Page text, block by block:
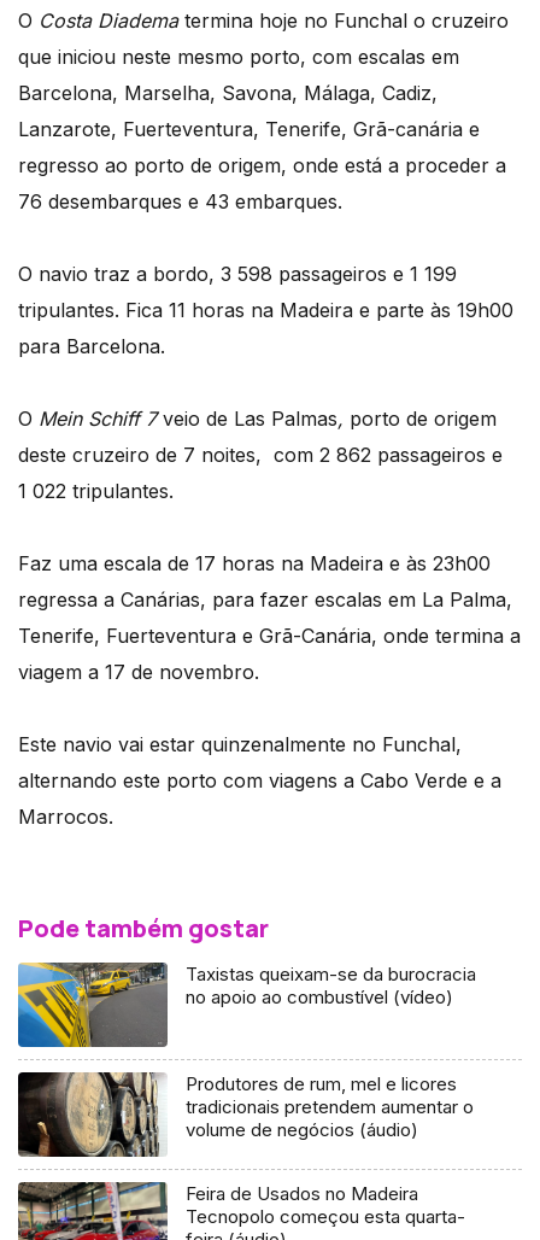
O Costa Diadema termina hoje no Funchal o cruzeiro
que iniciou neste mesmo porto, com escalas em
Barcelona, Marselha, Savona, Málaga, Cadiz,
Lanzarote, Fuerteventura, Tenerife, Grã-canária e
regresso ao porto de origem, onde está a proceder a
76 desembarques e 43 embarques.
O navio traz a bordo, 3 598 passageiros e 1 199
tripulantes. Fica 11 horas na Madeira e parte às 19h00
para Barcelona.
O Mein Schiff 7veio de Las Palmas, porto de origem
deste cruzeiro de 7 noites, com 2 862 passageiros e
1 022 tripulantes.
Faz uma escala de 17 horas na Madeira e às 23h00
regressa a Canárias, para fazer escalas em La Palma,
Tenerife, Fuerteventura e Grã-Canária, onde termina a
viagem a 17 de novembro.
Este navio vai estar quinzenalmente no Funchal,
alternando este porto com viagens a Cabo Verde e a
Marrocos.
Pode também gostar
Taxistas queixam-se da burocracia
no apoio ao combustível (vídeo)
Produtores de rum, mel e licores
tradicionais pretendem aumentar o
volume de negócios (áudio)
Feira de Usados no Madeira
Tecnopolo começou esta quarta-